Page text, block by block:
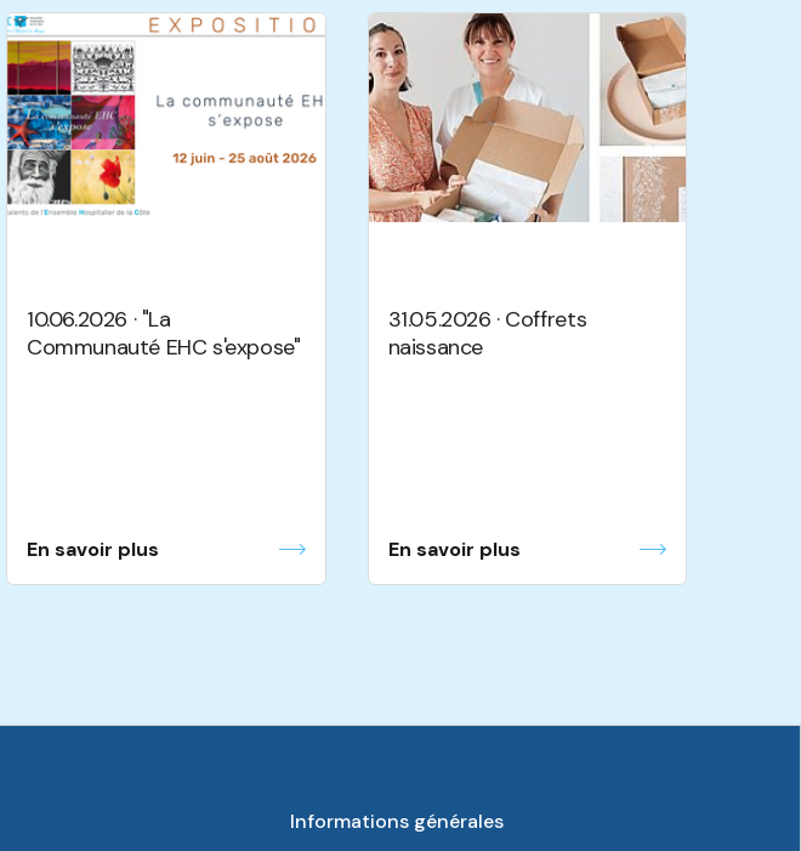
10.06.2026 · "La
Communauté EHC s'expose"
En savoir plus
31.05.2026 · Coffrets
naissance
En savoir plus
Informations générales